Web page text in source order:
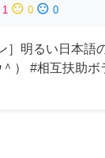
1 sentiment_neutral 0 sentiment_dissatisfied 0
］明るい日本語
） #相互扶助ボ